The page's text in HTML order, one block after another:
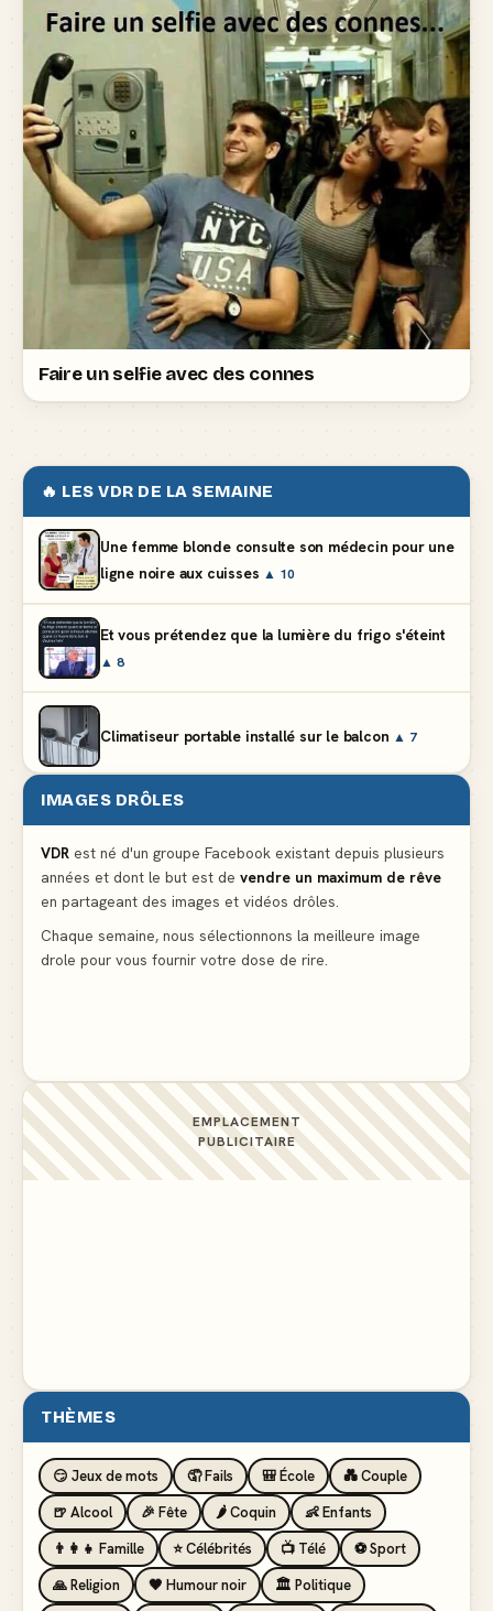
Faire un selfie avec des connes
🔥 LES VDR DE LA SEMAINE
Une femme blonde consulte son médecin pour une
ligne noire aux cuisses ▲ 10
Et vous prétendez que la lumière du frigo s'éteint
▲ 8
Climatiseur portable installé sur le balcon ▲ 7
Le problème cardiaque du médecin ▲ 6
La voisine en bikini pour que le mari tonde la
pelouse
IMAGES DRÔLES
VDR est né d'un groupe Facebook existant depuis plusieurs
années et dont le but est de vendre un maximum de rêve
en partageant des images et vidéos drôles.
Chaque semaine, nous sélectionnons la meilleure image
drole pour vous fournir votre dose de rire.
EMPLACEMENT
PUBLICITAIRE
THÈMES
😏 Jeux de mots 🤦 Fails 🎒 École
💑 Couple
🍺 Alcool
🎉 Fête 🌶️ Coquin
👶 Enfants
👨‍👩‍👧 Famille
⭐ Célébrités 📺 Télé
⚽ Sport
🙏 Religion
🖤 Humour noir
🏛️ Politique